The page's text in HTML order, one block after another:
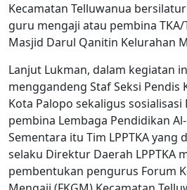
Kecamatan Telluwanua
guru mengaji atau pembina
Masjid Darul Qanitin Kelurahan
Lanjut Lukman, dalam kegiatan
menggandeng Staf Seksi Pendis
Kota Palopo sekaligus sosialisasi
pembina Lembaga Pendidikan
Sementara itu Tim LPPTKA yang
selaku Direktur Daerah LPPTKA
pembentukan pengurus Forum